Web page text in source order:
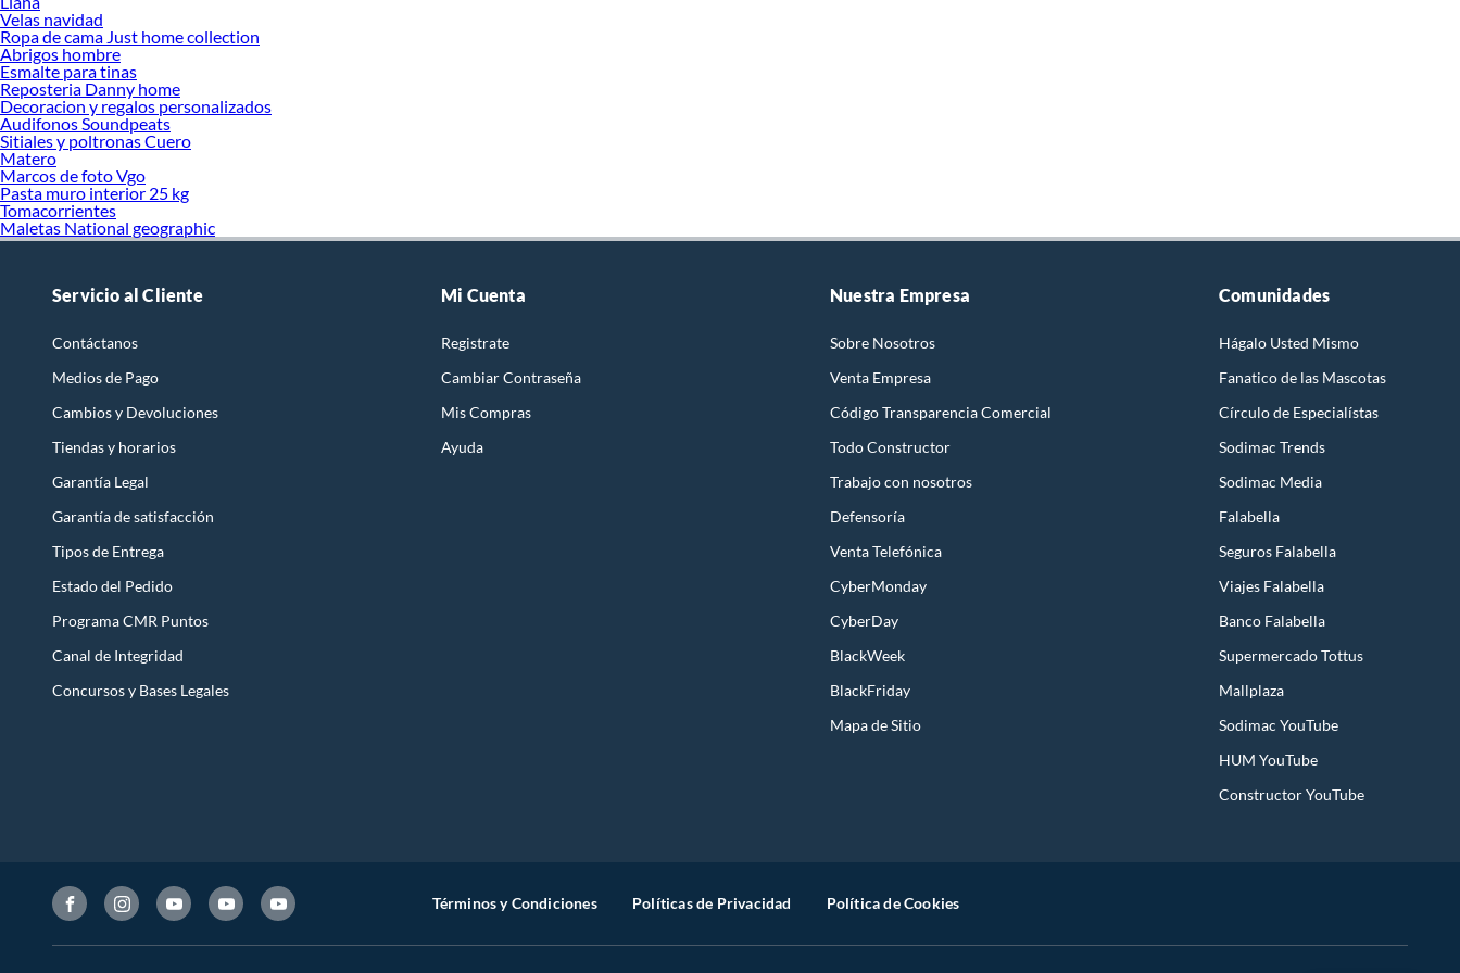
Velas navidad
Ropa de cama Just home collection
Abrigos hombre
Esmalte para tinas
Reposteria Danny home
Decoracion y regalos personalizados
Audifonos Soundpeats
Sitiales y poltronas Cuero
Matero
Marcos de foto Vgo
Pasta muro interior 25 kg
Tomacorrientes
Maletas National geographic
Servicio al Cliente
Contáctanos
Medios de Pago
Cambios y Devoluciones
Tiendas y horarios
Garantía Legal
Garantía de satisfacción
Tipos de Entrega
Estado del Pedido
Programa CMR Puntos
Canal de Integridad
Concursos y Bases Legales
Mi Cuenta
Registrate
Cambiar Contraseña
Mis Compras
Ayuda
Nuestra Empresa
Sobre Nosotros
Venta Empresa
Código Transparencia Comercial
Todo Constructor
Trabajo con nosotros
Defensoría
Venta Telefónica
CyberMonday
CyberDay
BlackWeek
BlackFriday
Mapa de Sitio
Comunidades
Hágalo Usted Mismo
Fanatico de las Mascotas
Círculo de Especialístas
Sodimac Trends
Sodimac Media
Falabella
Seguros Falabella
Viajes Falabella
Banco Falabella
Supermercado Tottus
Mallplaza
Sodimac YouTube
HUM YouTube
Constructor YouTube
Términos y Condiciones Políticas de Privacidad Política de Cookies